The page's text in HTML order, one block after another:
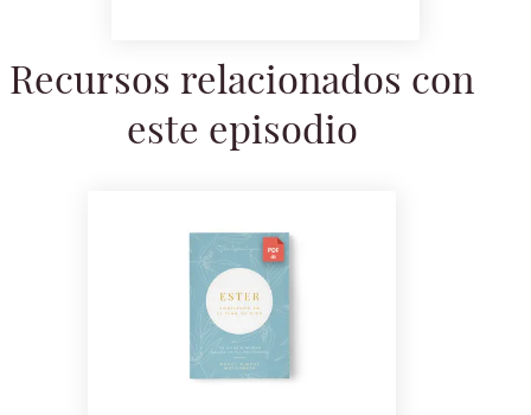
Recursos relacionados con
este episodio